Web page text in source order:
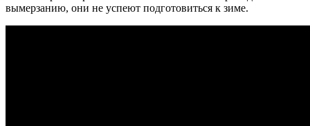
вымерзанию, они не успеют подготовиться к зиме.